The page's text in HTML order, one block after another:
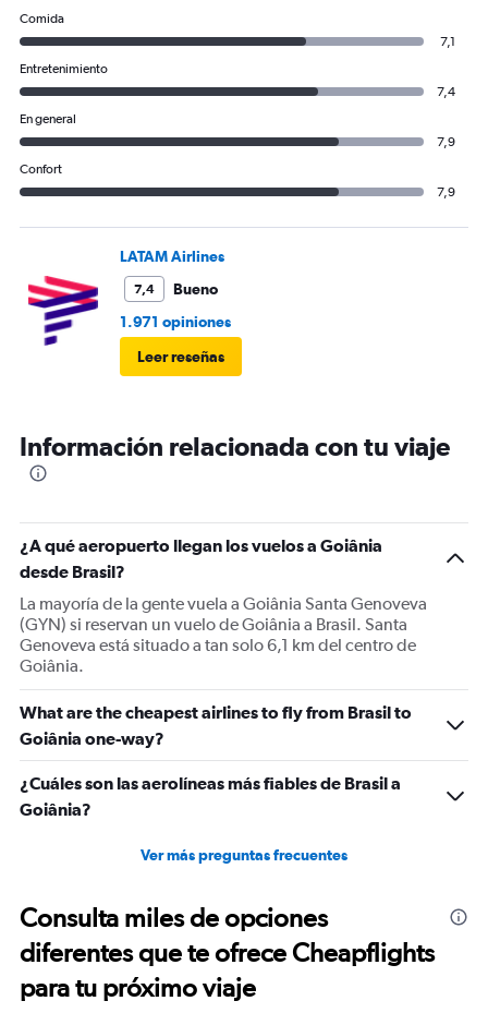
Comida
7,1
Entretenimiento
7,4
En general
7,9
Confort
7,9
LATAM Airlines
7,4
Bueno
1.971 opiniones
Leer reseñas
Información relacionada con tu viaje
¿A qué aeropuerto llegan los vuelos a Goiânia
desde Brasil?
La mayoría de la gente vuela a Goiânia Santa Genoveva
(GYN) si reservan un vuelo de Goiânia a Brasil. Santa
Genoveva está situado a tan solo 6,1 km del centro de
Goiânia.
What are the cheapest airlines to fly from Brasil to
Goiânia one-way?
¿Cuáles son las aerolíneas más fiables de Brasil a
Goiânia?
Ver más preguntas frecuentes
Consulta miles de opciones
diferentes que te ofrece Cheapflights
para tu próximo viaje